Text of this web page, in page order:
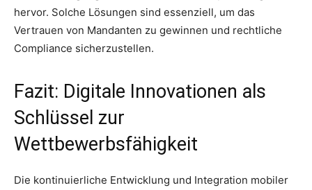
hervor. Solche Lösungen sind essenziell, um das
Vertrauen von Mandanten zu gewinnen und rechtliche
Compliance sicherzustellen.
Fazit: Digitale Innovationen als
Schlüssel zur
Wettbewerbsfähigkeit
Die kontinuierliche Entwicklung und Integration mobiler